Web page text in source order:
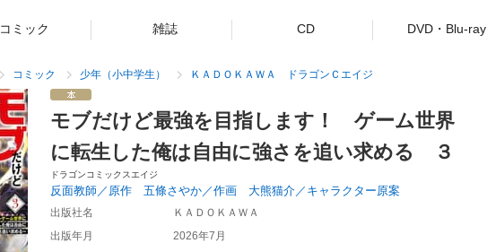
コミック 雑誌 CD DVD・Blu-ray
コミック 少年（小中学生） ＫＡＤＯＫＡＷＡ ドラゴンＣエイジ
モブだけど最強を目指します！ ゲーム世界
に転生した俺は自由に強さを追い求める ３
ドラゴンコミックスエイジ
反面教師／原作 五條さやか／作画 大熊猫介／キャラクター原案
出版社名
ＫＡＤＯＫＡＷＡ
出版年月
2026年7月